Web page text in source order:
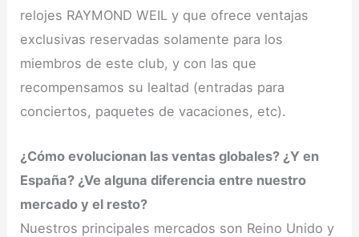
relojes RAYMOND WEIL y que ofrece ventajas
exclusivas reservadas solamente para los
miembros de este club, y con las que
recompensamos su lealtad (entradas para
conciertos, paquetes de vacaciones, etc).
¿Cómo evolucionan las ventas globales? ¿Y en
España? ¿Ve alguna diferencia entre nuestro
mercado y el resto?
Nuestros principales mercados son Reino Unido y